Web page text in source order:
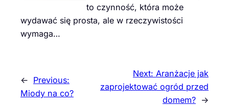
to czynność, która może
wydawać się prosta, ale w rzeczywistości
wymaga…
← Previous:
Miody na co?
Next: Aranżacje jak
zaprojektować ogród przed
domem? →